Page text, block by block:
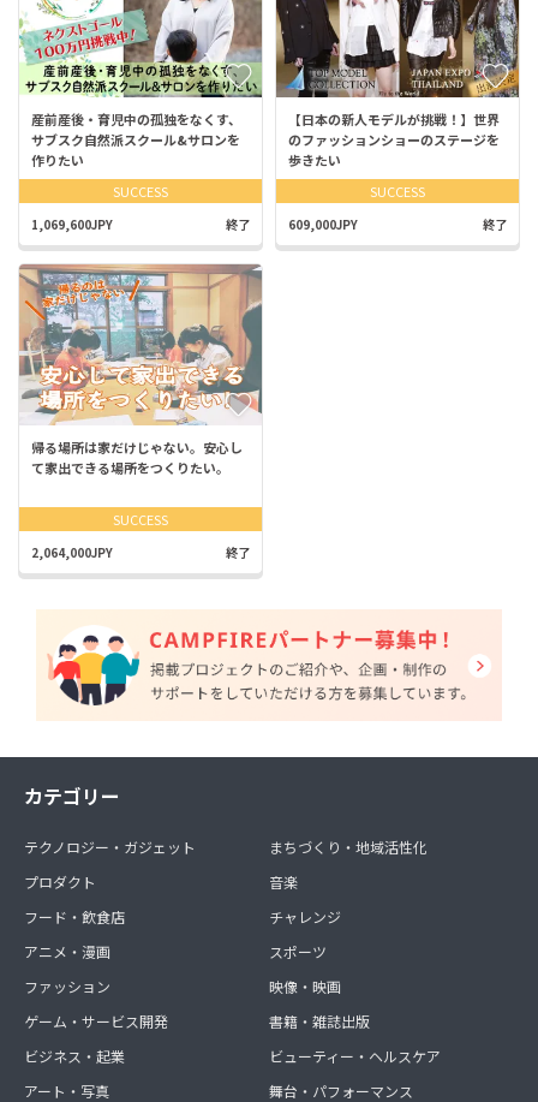
産前産後・育児中の孤独をなくす、
サブスク自然派スクール&サロンを
作りたい
SUCCESS
1,069,600JPY 終了
【日本の新人モデルが挑戦！】世界
のファッションショーのステージを
歩きたい
SUCCESS
609,000JPY 終了
帰る場所は家だけじゃない。安心し
て家出できる場所をつくりたい。
SUCCESS
2,064,000JPY 終了
カテゴリー
テクノロジー・ガジェット
プロダクト
フード・飲食店
アニメ・漫画
ファッション
ゲーム・サービス開発
ビジネス・起業
アート・写真
まちづくり・地域活性化
音楽
チャレンジ
スポーツ
映像・映画
書籍・雑誌出版
ビューティー・ヘルスケア
舞台・パフォーマンス